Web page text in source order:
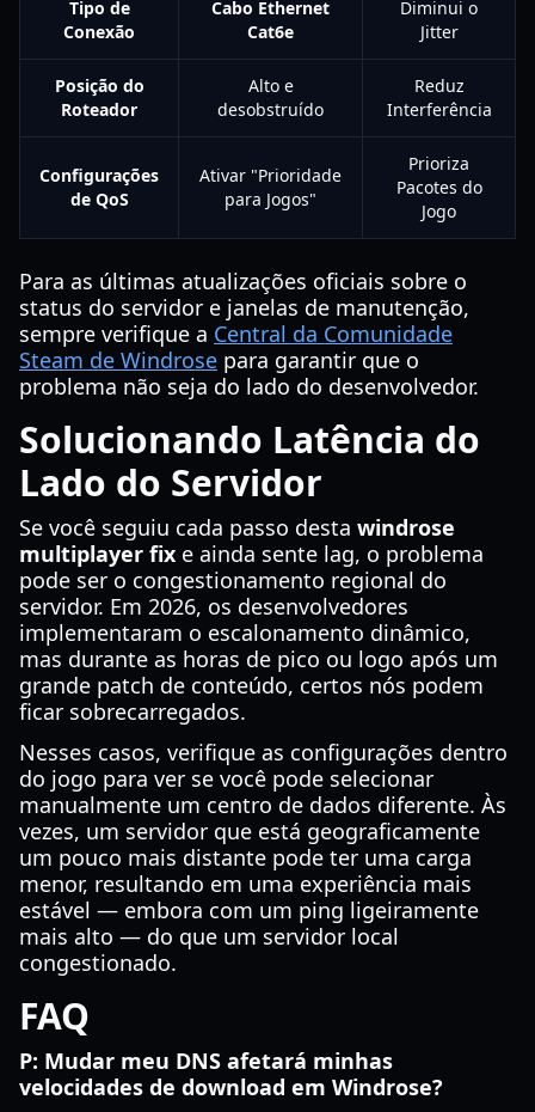
Tipo de
Conexão
Cabo Ethernet
Cat6e
Diminui o
Jitter
Posição do
Roteador
Alto e
desobstruído
Reduz
Interferência
Configurações
de QoS
Ativar "Prioridade
para Jogos"
Prioriza
Pacotes do
Jogo
Para as últimas atualizações oficiais sobre o
status do servidor e janelas de manutenção,
sempre verifique a Central da Comunidade
Steam de Windrose para garantir que o
problema não seja do lado do desenvolvedor.
Solucionando Latência do
Lado do Servidor
Se você seguiu cada passo desta windrose
multiplayer fix e ainda sente lag, o problema
pode ser o congestionamento regional do
servidor. Em 2026, os desenvolvedores
implementaram o escalonamento dinâmico,
mas durante as horas de pico ou logo após um
grande patch de conteúdo, certos nós podem
ficar sobrecarregados.
Nesses casos, verifique as configurações dentro
do jogo para ver se você pode selecionar
manualmente um centro de dados diferente. Às
vezes, um servidor que está geograficamente
um pouco mais distante pode ter uma carga
menor, resultando em uma experiência mais
estável — embora com um ping ligeiramente
mais alto — do que um servidor local
congestionado.
FAQ
P: Mudar meu DNS afetará minhas
velocidades de download em Windrose?